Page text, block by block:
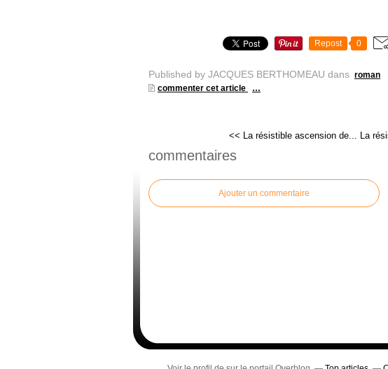
Repost 0
Published by JACQUES BERTHOMEAU dans roman
commenter cet article
…
<< La résistible ascension de... La
commentaires
Ajouter un commentaire